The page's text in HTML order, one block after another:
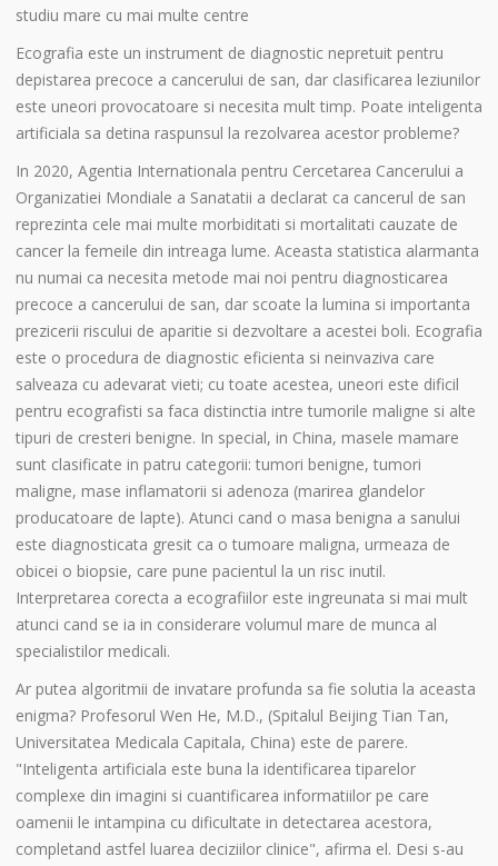
studiu mare cu mai multe centre
Ecografia este un instrument de diagnostic nepretuit pentru
depistarea precoce a cancerului de san, dar clasificarea leziunilor
este uneori provocatoare si necesita mult timp. Poate inteligenta
artificiala sa detina raspunsul la rezolvarea acestor probleme?
In 2020, Agentia Internationala pentru Cercetarea Cancerului a
Organizatiei Mondiale a Sanatatii a declarat ca cancerul de san
reprezinta cele mai multe morbiditati si mortalitati cauzate de
cancer la femeile din intreaga lume. Aceasta statistica alarmanta
nu numai ca necesita metode mai noi pentru diagnosticarea
precoce a cancerului de san, dar scoate la lumina si importanta
prezicerii riscului de aparitie si dezvoltare a acestei boli. Ecografia
este o procedura de diagnostic eficienta si neinvaziva care
salveaza cu adevarat vieti; cu toate acestea, uneori este dificil
pentru ecografisti sa faca distinctia intre tumorile maligne si alte
tipuri de cresteri benigne. In special, in China, masele mamare
sunt clasificate in patru categorii: tumori benigne, tumori
maligne, mase inflamatorii si adenoza (marirea glandelor
producatoare de lapte). Atunci cand o masa benigna a sanului
este diagnosticata gresit ca o tumoare maligna, urmeaza de
obicei o biopsie, care pune pacientul la un risc inutil.
Interpretarea corecta a ecografiilor este ingreunata si mai mult
atunci cand se ia in considerare volumul mare de munca al
specialistilor medicali.
Ar putea algoritmii de invatare profunda sa fie solutia la aceasta
enigma? Profesorul Wen He, M.D., (Spitalul Beijing Tian Tan,
Universitatea Medicala Capitala, China) este de parere.
"Inteligenta artificiala este buna la identificarea tiparelor
complexe din imagini si cuantificarea informatiilor pe care
oamenii le intampina cu dificultate in detectarea acestora,
completand astfel luarea deciziilor clinice", afirma el. Desi s-au